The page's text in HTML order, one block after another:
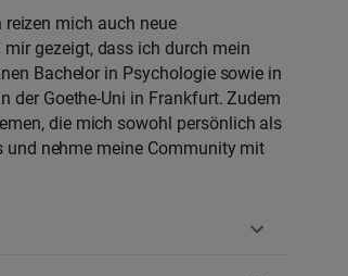
mich auch neue
gezeigt, dass ich durch mein
Bachelor in Psychologie sowie in
der Goethe-Uni in Frankfurt. Zudem
die mich sowohl persönlich als
nehme meine Community mit